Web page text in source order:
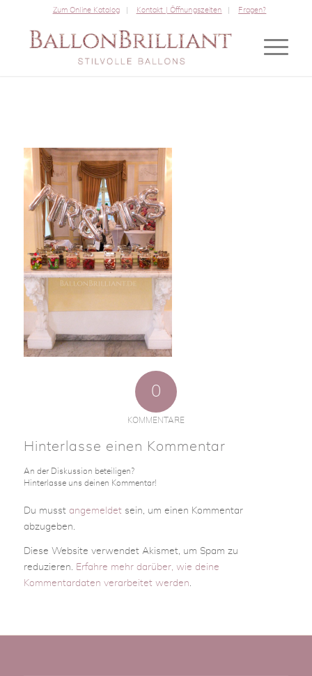
Zum Online Katalog Kontakt | Öffnungszeiten Fragen?
0
KOMMENTARE
Hinterlasse einen Kommentar
An der Diskussion beteiligen?
Hinterlasse uns deinen Kommentar!
Du musst angemeldetsein, um einen Kommentar
abzugeben.
Diese Website verwendet Akismet, um Spam zu
reduzieren.
Erfahre mehr darüber, wie deine
Kommentardaten verarbeitet werden